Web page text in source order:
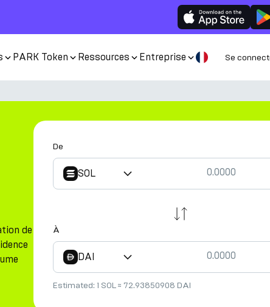
PARK Token Ressources Entreprise Se
de
De
SOL
À
DAI
Estimated: 1 SOL≈ 72.93850908 DAI